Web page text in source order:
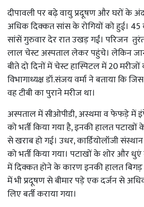
दीपावली पर बढ़े वायु प्रदूषण और घरों
अधिक दिक्कत सांस के रोगियों को हुई। 45
सांसें गुरुवार देर रात उखड़ गईं। परिजन तुरंत
लाल चेस्ट अस्पताल लेकर पहुंचे। लेकिन
बीते दो दिनों में चेस्ट हास्पिटल में 20 मरीजों
विभागाध्यक्ष डॉ.संजय वर्मा ने बताया कि
वह टीबी का पुराने मरीज था।
अस्पताल में सीओपीडी, अस्थमा व फेफड़े में
को भर्ती किया गया है, इनकी हालत
से खराब हो गई। उधर, कार्डियोलॉजी
को भर्ती किया गया। पटाखों के शोर और
में दिक्कत होने के कारण इनकी हालत बिगड़
में भी प्रदूषण से बीमार पड़े एक दर्जन से
लिए बर्ती कराया गया।